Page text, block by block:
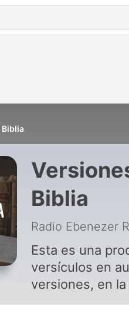
Biblia
Biblia
Radio Ebenezer
Esta es una
versículos en
versiones, en
Smaily Rosario